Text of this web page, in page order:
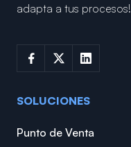
adapta a tus procesos!
SOLUCIONES
Punto de Venta